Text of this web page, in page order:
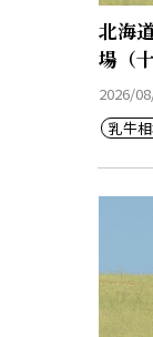
北海
場（
2026/
乳牛